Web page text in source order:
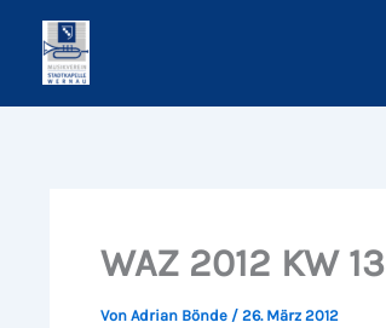
Inhalt
springen
WAZ 2012 KW 13
Von Adrian Bönde / 26. März 2012